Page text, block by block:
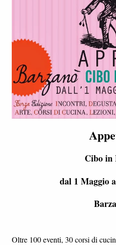
Cibo in
dal 1 Maggio
Oltre 100 eventi, 30 corsi di